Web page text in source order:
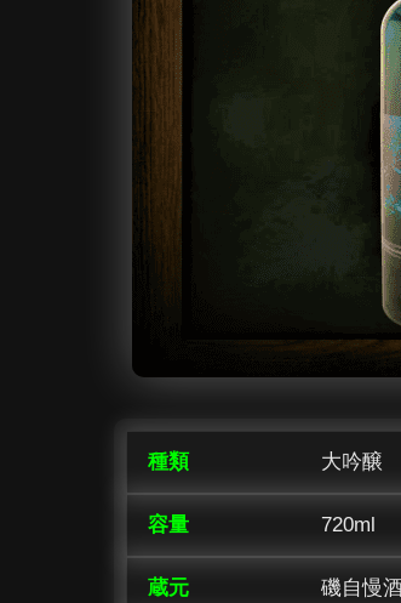
種類 大吟醸
容量 720ml
蔵元 磯自慢